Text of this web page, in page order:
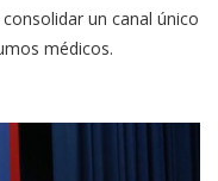
un canal único
médicos.